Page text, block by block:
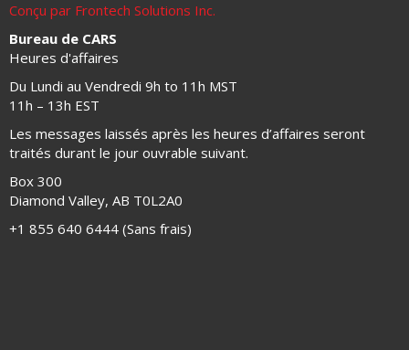
Conçu par Frontech Solutions Inc.
Bureau de CARS
Heures d'affaires
Du Lundi au Vendredi 9h to 11h MST
11h – 13h EST
Les messages laissés après les heures d’affaires seront
traités durant le jour ouvrable suivant.
Box 300
Diamond Valley, AB T0L2A0
+1 855 640 6444 (Sans frais)